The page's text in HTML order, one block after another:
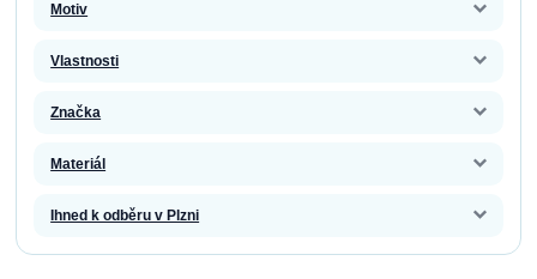
Motiv
Vlastnosti
Značka
Materiál
Ihned k odběru v Plzni